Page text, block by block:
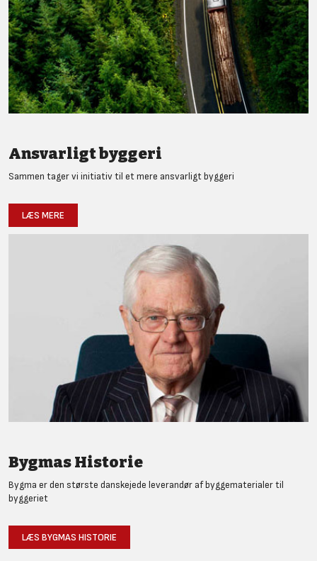
Ansvarligt byggeri
Sammen tager vi initiativ til et mere ansvarligt byggeri
LÆS MERE
Bygmas Historie
Bygma er den største danskejede leverandør af byggematerialer til
byggeriet
LÆS BYGMAS HISTORIE